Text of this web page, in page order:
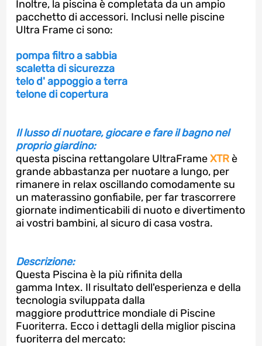
Inoltre, la piscina è completata da un ampio
pacchetto di accessori. Inclusi nelle piscine
Ultra Frame ci sono:
pompa filtro a sabbia
scaletta di sicurezza
telo d' appoggio a terra
telone di copertura
Il lusso di nuotare, giocare e fare il bagno nel
proprio giardino:
questa piscina rettangolare UltraFrameXTRè
grande abbastanza per nuotare a lungo, per
rimanere in relax oscillando comodamente su
un materassino gonfiabile, per far trascorrere
giornate indimenticabili di nuoto e divertimento
ai vostri bambini, al sicuro di casa vostra.
Descrizione:
Questa Piscina è la più rifinita della
gamma Intex. Il risultato dell'esperienza e della
tecnologia sviluppata dalla
maggiore produttrice mondiale di Piscine
Fuoriterra. Ecco i dettagli della miglior piscina
fuoriterra del mercato: